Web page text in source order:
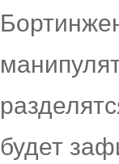
будет